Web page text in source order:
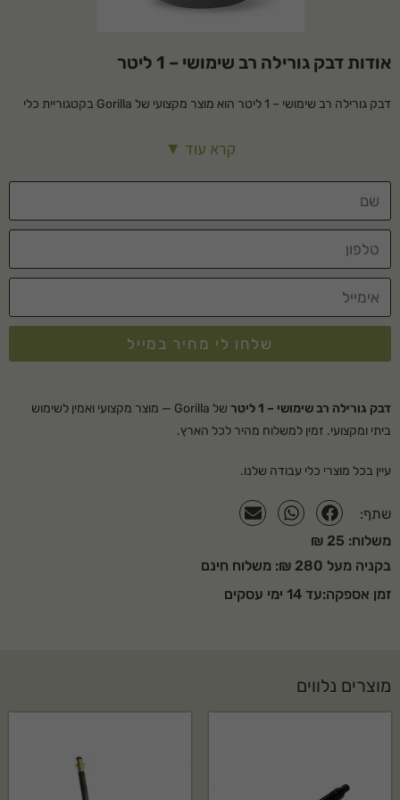
אודות דבק גורילה רב שימושי – 1 ליטר
דבק גורילה רב שימושי – 1 ליטר הוא מוצר מקצועי של Gorilla בקטגוריית כלי
הכנה
על המשטחים להיות נקיים. יש ללבוש
להרטיב קלות את אחד
החלקים המיועדים
להשתמש במטלית לחה או
מים לבקבוק הדבק)
למרוח שכבה דקיקה של
דבר על המשטח היבש
להצמיד בחוזקה את שני
המשטחים המודבקים
למשך 1-2 שעות.
זמן עבודה 10-15 דקות.
קרא עוד ▼
שלחו לי מחיר במייל
דבק גורילה רב שימושי – 1 ליטר
של Gorilla — מוצר מקצועי ואמין לשימוש
ביתי ומקצועי. זמין למשלוח מהיר לכל הארץ.
עיין בכל מוצרי כלי עבודה שלנו.
שתף:
משלוח: 25 ₪
בקניה מעל 280 ₪: משלוח חינם
זמן אספקה:עד 14 ימי עסקים
מוצרים נלווים